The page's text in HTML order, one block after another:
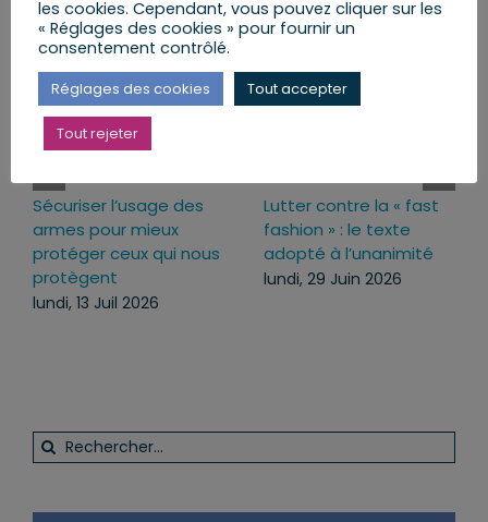
Sécuriser l’usage des
armes pour mieux
protéger ceux qui nous
protègent
lundi, 13 Juil 2026
Lutter contre la « fast
fashion » : le texte
adopté à l’unanimité
lundi, 29 Juin 2026
Rechercher:
les cookies. Cependant, vous pouvez cliquer sur les
« Réglages des cookies » pour fournir un
consentement contrôlé.
Réglages des cookies Tout accepter
Tout rejeter